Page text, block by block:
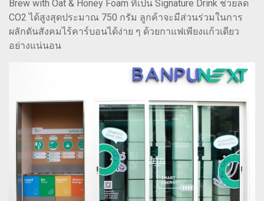
Brew with Oat & Honey Foam ที่เป็น Signature Drink ช่วยลด
CO2 ได้สูงสุดประมาณ 750 กรัม ลูกค้าจะมีส่วนร่วมในการ
ผลักดันสังคมไร้คาร์บอนได้ง่าย ๆ ด้วยกาแฟเพียงแก้วเดียว
อย่างแน่นอน